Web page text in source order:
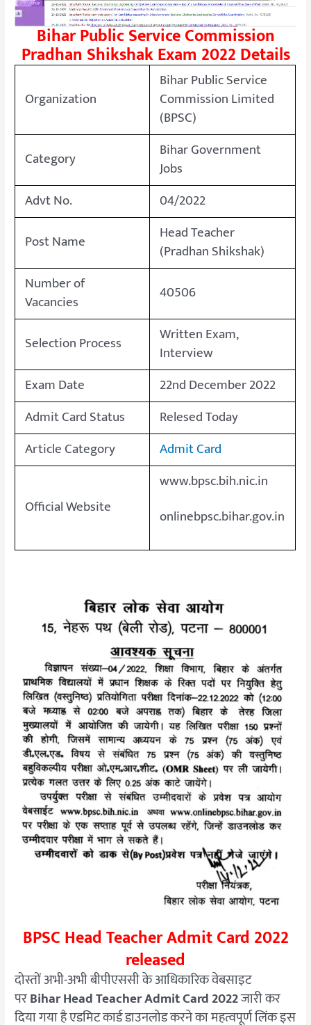
Bihar Public Service Commission
Pradhan Shikshak Exam 2022 Details
Organization
Bihar Public Service
Commission Limited
(BPSC)
Category
Bihar Government
Jobs
Advt No.
04/2022
Post Name
Head Teacher
(Pradhan Shikshak)
Number of
Vacancies
40506
Selection Process
Written Exam,
Interview
Exam Date
22nd December 2022
Admit Card Status
Relesed Today
Article Category
Admit Card
Official Website
www.bpsc.bih.nic.in
onlinebpsc.bihar.gov.in
BPSC Head Teacher Admit Card 2022
released
दोस्तों अभी-अभी बीपीएससी के आधिकारिक वेबसाइट
परBihar Head Teacher Admit Card 2022जारी कर
दिया गया है एडमिट कार्ड डाउनलोड करने का महत्वपूर्ण लिंक इस